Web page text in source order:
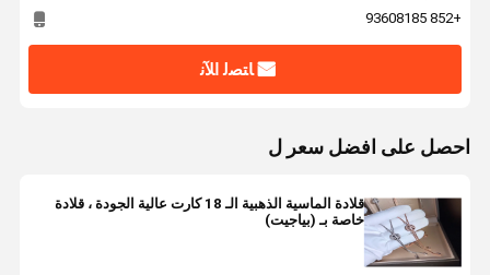
+852 93608185
ﺎﺘﺼﻟ ﺍﻶﻧ
احصل على افضل سعر ل
قلادة الماسية الذهبية الـ 18 كارت عالية الجودة ، قلادة
خاصة بـ (بياجيت)